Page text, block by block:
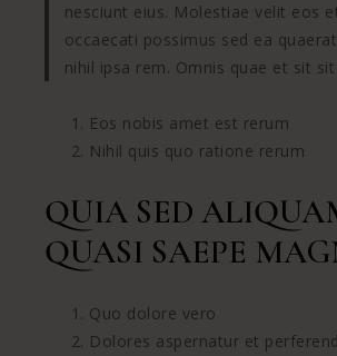
nesciunt eius. Molestiae velit eos
occaecati possimus sed ea
nihil ipsa rem. Omnis quae et sit
Eos nobis amet est rerum
Nihil quis quo ratione rerum
QUIA SED
QUASI SAEPE
Quo dolore vero
Dolores aspernatur et